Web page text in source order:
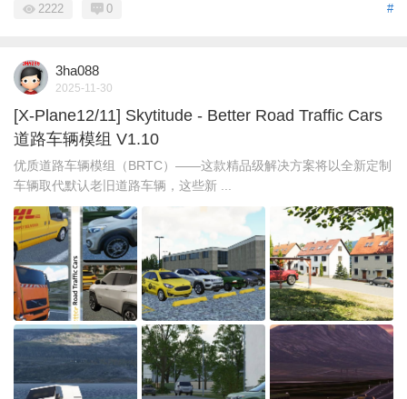
#
2222 0
3ha088
2025-11-30
[X-Plane12/11] Skytitude - Better Road Traffic Cars
道路车辆模组 V1.10
优质道路车辆模组（BRTC）——这款精品级解决方案将以全新定制
车辆取代默认老旧道路车辆，这些新 ...